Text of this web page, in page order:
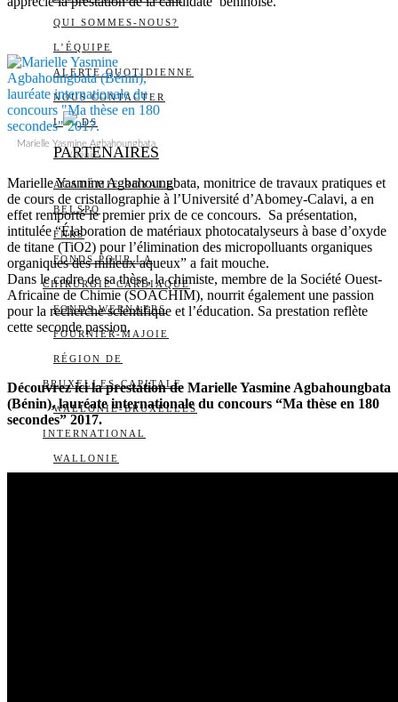
QUI SOMMES-NOUS?
L’ÉQUIPE
ALERTE QUOTIDIENNE
NOUS CONTACTER
I DS
PARTENAIRES
ACADÉMIE ROYALE
BELSPO
FNRS
FONDS POUR LA
CHIRURGIE CARDIAQUE
FONDS WERNAERS
FOURNIER-MAJOIE
RÉGION DE
BRUXELLES-CAPITALE
WALLONIE-BRUXELLES
INTERNATIONAL
WALLONIE
Marielle Yasmine Agbahoungbata
(Bénin).
Marielle Yasmine Agbahoungbata, monitrice de travaux pratiques et
de cours de cristallographie à l’Université d’Abomey-Calavi, a en
effet remporté le premier prix de ce concours. Sa présentation,
intitulée “Élaboration de matériaux photocatalyseurs à base d’oxyde
de titane (TiO2) pour l’élimination des micropolluants organiques
organiques des milieux aqueux” a fait mouche.
Dans le cadre de sa thèse, la chimiste, membre de la Société Ouest-
Africaine de Chimie (SOACHIM), nourrit également une passion
pour la recherche scientifique et l’éducation. Sa prestation reflète
cette seconde passion.
Découvrez ici la prestation de Marielle Yasmine Agbahoungbata
(Bénin), lauréate internationale du concours “Ma thèse en 180
secondes” 2017.